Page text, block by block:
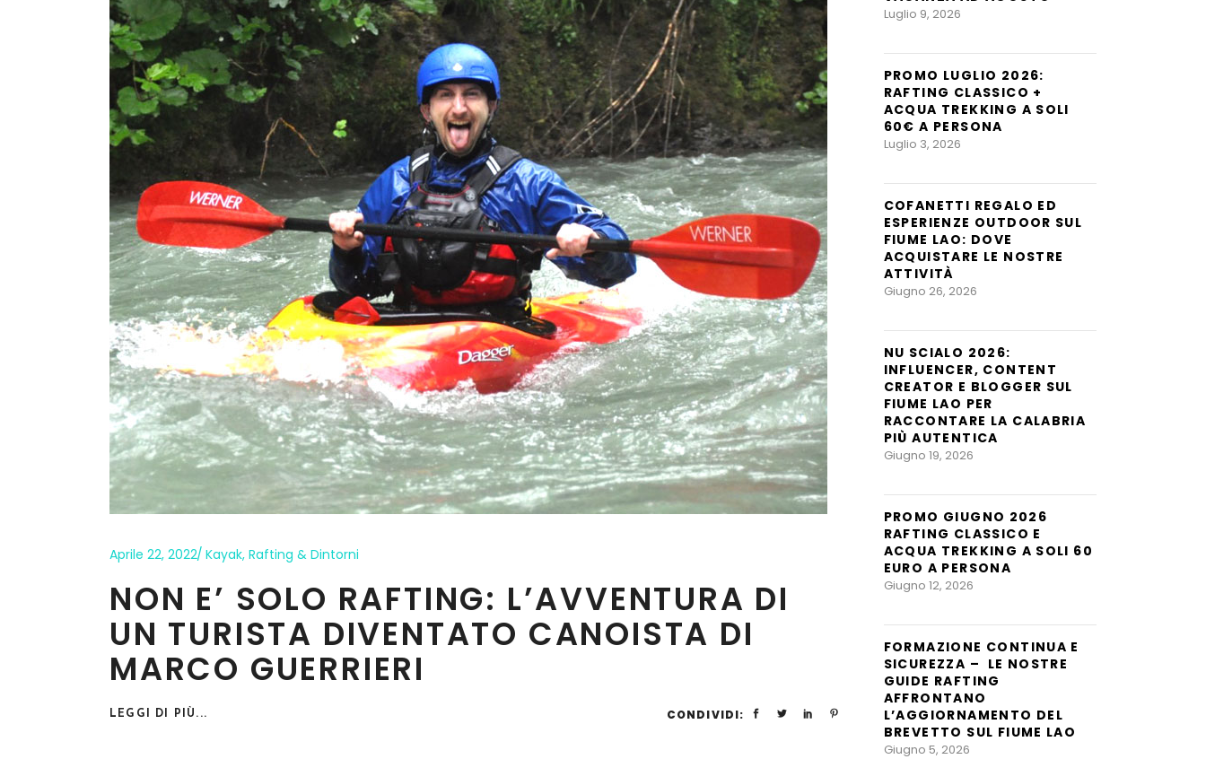
Aprile 22, 2022 Kayak, Rafting & Dintorni
NON E’ SOLO RAFTING: L’AVVENTURA DI
UN TURISTA DIVENTATO CANOISTA DI
MARCO GUERRIERI
LEGGI DI PIÙ... CONDIVIDI:
Luglio 9, 2026
PROMO LUGLIO 2026:
RAFTING CLASSICO +
ACQUA TREKKING A SOLI
60€ A PERSONA
Luglio 3, 2026
COFANETTI REGALO ED
ESPERIENZE OUTDOOR SUL
FIUME LAO: DOVE
ACQUISTARE LE NOSTRE
ATTIVITÀ
Giugno 26, 2026
NU SCIALO 2026:
INFLUENCER, CONTENT
CREATOR E BLOGGER SUL
FIUME LAO PER
RACCONTARE LA CALABRIA
PIÙ AUTENTICA
Giugno 19, 2026
PROMO GIUGNO 2026
RAFTING CLASSICO E
ACQUA TREKKING A SOLI 60
EURO A PERSONA
Giugno 12, 2026
FORMAZIONE CONTINUA E
SICUREZZA – LE NOSTRE
GUIDE RAFTING
AFFRONTANO
L’AGGIORNAMENTO DEL
BREVETTO SUL FIUME LAO
Giugno 5, 2026